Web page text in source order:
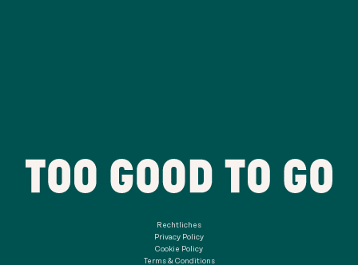
Rechtliches
Privacy Policy
Cookie Policy
Terms & Conditions